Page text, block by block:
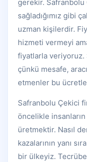
gerekir.
sağladığımız gibi
uzman kişilerdir.
hizmeti vermeyi
fiyatlarla veriyoruz.
çünkü mesafe,
etmenler bu
Safranbolu Çekici
öncelikle
üretmektir. Nasıl
kazalarının yanı
bir ülkeyiz.